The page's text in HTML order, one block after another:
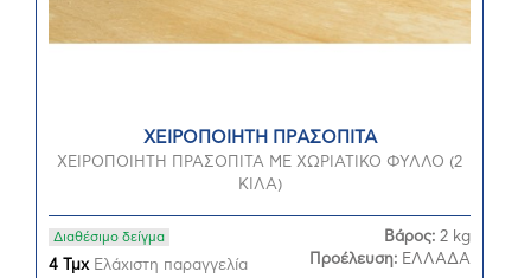
ΧΕΙΡΟΠΟΙΗΤΗ ΠΡAΣΟΠΙΤΑ
ΧΕΙΡΟΠΟΙΗΤΗ ΠΡΑΣΟΠΙΤΑ ΜΕ ΧΩΡΙΑΤΙΚΟ ΦΥΛΛΟ (2
ΚΙΛΑ)
Διαθέσιμο δείγμα
4 ΤμχΕλάχιστη παραγγελία
Βάρος: 2 kg
Προέλευση: ΕΛΛΑΔΑ